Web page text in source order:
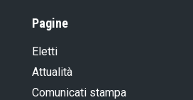
Pagine
Eletti
Attualità
Comunicati stampa